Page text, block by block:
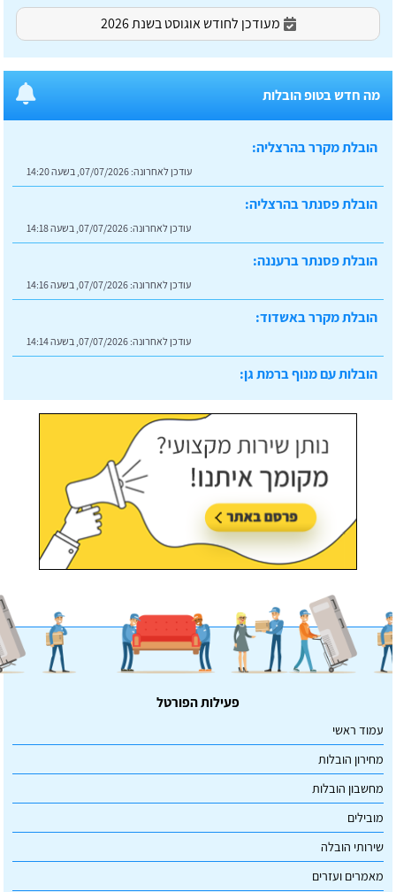
מעודכן לחודש אוגוסט בשנת 2026
מה חדש בטופ הובלות
הובלת מקרר בהרצליה:
עודכן לאחרונה: 07/07/2026, בשעה 14:20
הובלת פסנתר בהרצליה:
עודכן לאחרונה: 07/07/2026, בשעה 14:18
הובלת פסנתר ברעננה:
עודכן לאחרונה: 07/07/2026, בשעה 14:16
הובלת מקרר באשדוד:
עודכן לאחרונה: 07/07/2026, בשעה 14:14
הובלות עם מנוף ברמת גן:
עודכן לאחרונה:07/07/2026, בשעה 14:23
פעילות הפורטל
עמוד ראשי
מחירון הובלות
מחשבון הובלות
מובילים
שירותי הובלה
מאמרים ועזרים